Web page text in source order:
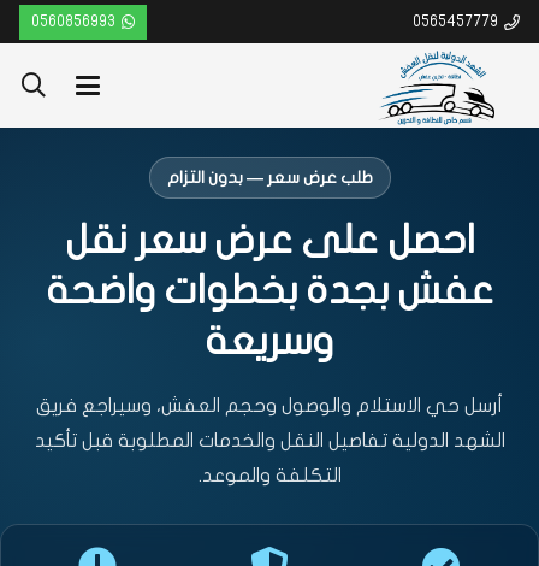
0565457779
0560856993
طلب عرض سعر — بدون التزام
احصل على عرض سعر نقل
عفش بجدة بخطوات واضحة
وسريعة
أرسل حي الاستلام والوصول وحجم العفش، وسيراجع فريق
الشهد الدولية تفاصيل النقل والخدمات المطلوبة قبل تأكيد
التكلفة والموعد.